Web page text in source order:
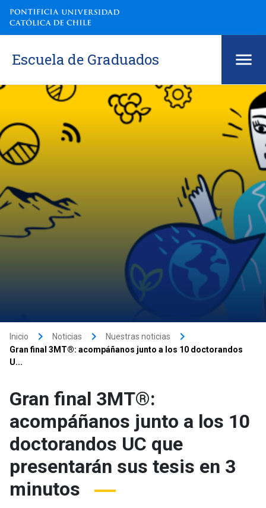
Escuela de Graduados
Inicio keyboard_arrow_right Noticias keyboard_arrow_right Nuestras noticias keyboard_arrow_right
Gran final 3MT®: acompáñanos junto a los 10 doctorandos
U...
Gran final 3MT®:
acompáñanos junto a los 10
doctorandos UC que
presentarán sus tesis en 3
minutos